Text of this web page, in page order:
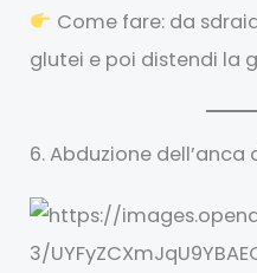
Come fare: da
glutei e poi distendi la
6. Abduzione dell’anca